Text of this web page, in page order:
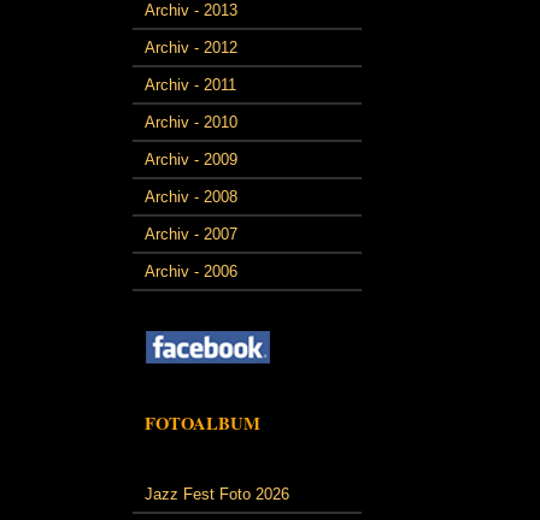
Archiv - 2013
Archiv - 2012
Archiv - 2011
Archiv - 2010
Archiv - 2009
Archiv - 2008
Archiv - 2007
Archiv - 2006
FOTOALBUM
Jazz Fest Foto 2026